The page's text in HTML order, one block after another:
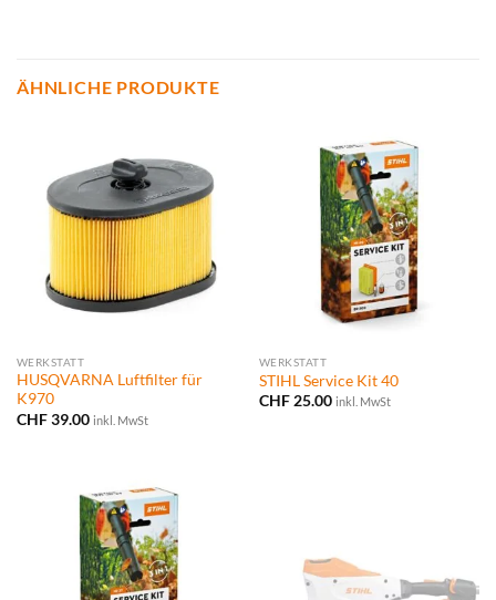
ÄHNLICHE PRODUKTE
WERKSTATT
HUSQVARNA Luftfilter für
K970
CHF39.00 inkl. MwSt
WERKSTATT
STIHL Service Kit 40
CHF25.00 inkl. MwSt